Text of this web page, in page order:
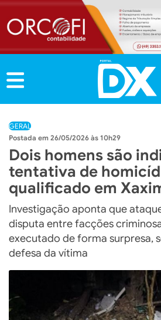
GERAL
26/05/2026 às 10h29
Dois homens são
tentativa de
qualificado em
Investigação aponta que
disputa entre facções
executado de forma surpresa,
defesa da vítima